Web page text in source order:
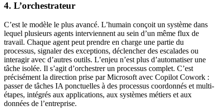
4. L’orchestrateur
C’est le modèle le plus avancé. L’humain conçoit un système dans
lequel plusieurs agents interviennent au sein d’un même flux de
travail. Chaque agent peut prendre en charge une partie du
processus, signaler des exceptions, déclencher des escalades ou
interagir avec d’autres outils. L’enjeu n’est plus d’automatiser une
tâche isolée. Il s’agit d’orchestrer un processus complet. C’est
précisément la direction prise par Microsoft avec Copilot Cowork :
passer de tâches IA ponctuelles à des processus coordonnés et multi-
étapes, intégrés aux applications, aux systèmes métiers et aux
données de l’entreprise.